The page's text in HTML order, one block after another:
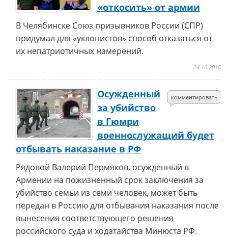
«откосить» от армии
В Челябинске Союз призывников России (СПР)
придумал для «уклонистов» способ отказаться от
их непатриотичных намерений.
24.10.2016
комментировать
Осужденный
за убийство
в Гюмри
военнослужащий будет
отбывать наказание в РФ
Рядовой Валерий Пермяков, осужденный в
Армении на пожизненный срок заключения за
убийство семьи из семи человек, может быть
передан в Россию для отбывания наказания после
вынесения соответствующего решения
российского суда и ходатайства Минюста РФ.